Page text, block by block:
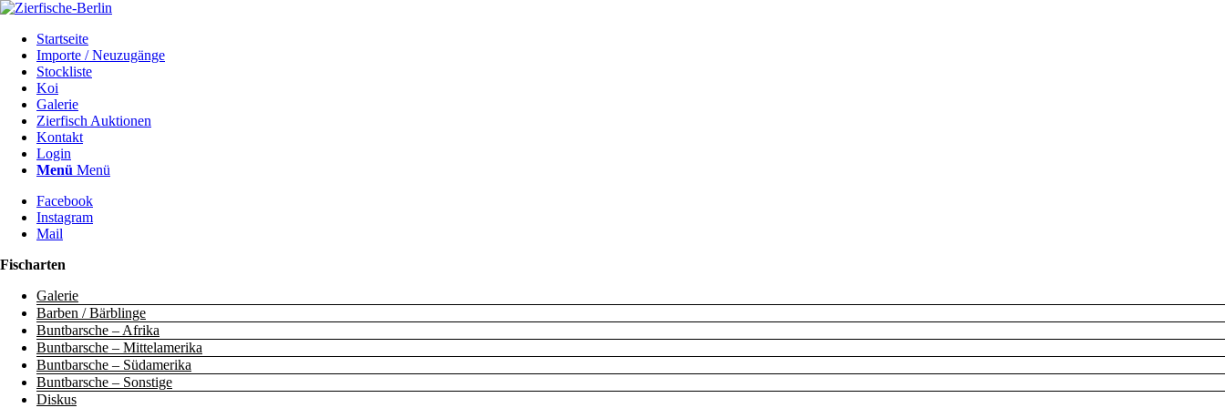
Startseite
Importe / Neuzugänge
Stockliste
Koi
Galerie
Zierfisch Auktionen
Kontakt
Login
Menü Menü
Facebook
Instagram
Mail
Fischarten
Galerie
Barben / Bärblinge
Buntbarsche – Afrika
Buntbarsche – Mittelamerika
Buntbarsche – Südamerika
Buntbarsche – Sonstige
Diskus